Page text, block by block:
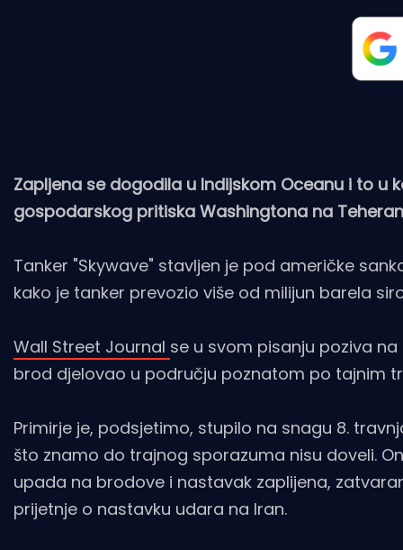
Zapljena se dogodila u Indijskom Oceanu i to u
gospodarskog pritiska Washingtona na
Tanker "Skywave" stavljen je pod američke
kako je tanker prevozio više od milijun barela
Wall Street Journal se u svom pisanju poziva
brod djelovao u području poznatom po tajnim
Primirje je, podsjetimo, stupilo na snagu 8.
što znamo do trajnog sporazuma nisu doveli.
upada na brodove i nastavak zaplijena,
prijetnje o nastavku udara na Iran.